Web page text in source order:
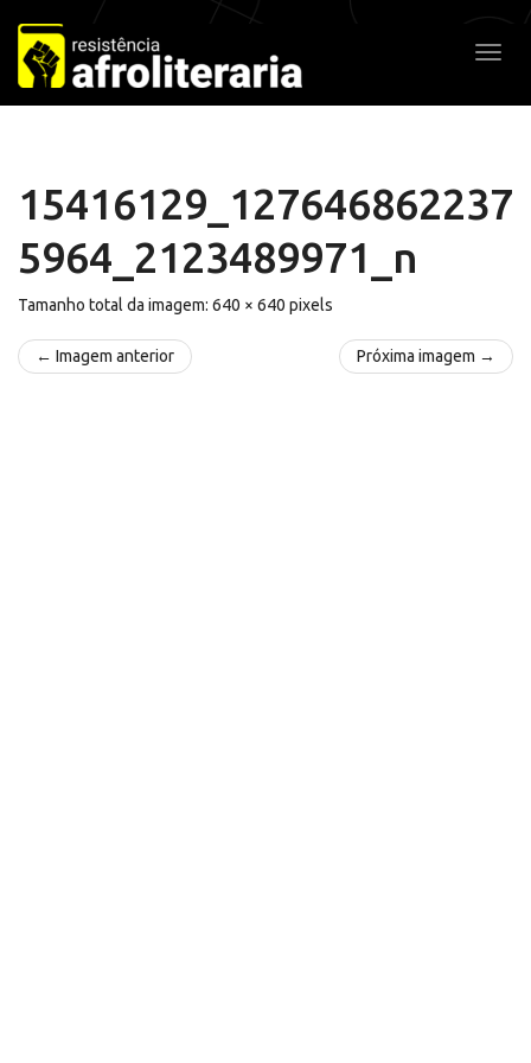
Pular
para
o
conteúdo
15416129_127646862237
5964_2123489971_n
Tamanho total da imagem: 640 × 640 pixels
← Imagem anterior Próxima imagem →